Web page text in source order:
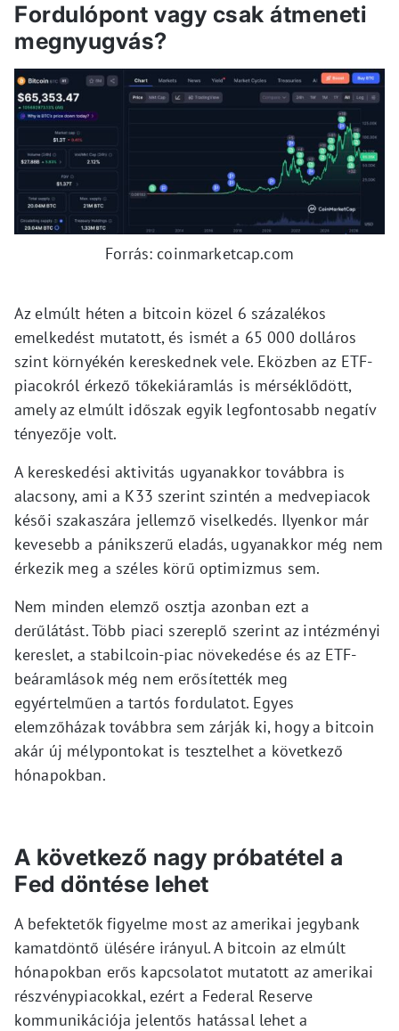
Fordulópont vagy csak átmeneti
megnyugvás?
Forrás: coinmarketcap.com
Az elmúlt héten a bitcoin közel 6 százalékos
emelkedést mutatott, és ismét a 65 000 dolláros
szint környékén kereskednek vele. Eközben az ETF-
piacokról érkező tőkekiáramlás is mérséklődött,
amely az elmúlt időszak egyik legfontosabb negatív
tényezője volt.
A kereskedési aktivitás ugyanakkor továbbra is
alacsony, ami a K33 szerint szintén a medvepiacok
késői szakaszára jellemző viselkedés. Ilyenkor már
kevesebb a pánikszerű eladás, ugyanakkor még nem
érkezik meg a széles körű optimizmus sem.
Nem minden elemző osztja azonban ezt a
derűlátást. Több piaci szereplő szerint az intézményi
kereslet, a stabilcoin-piac növekedése és az ETF-
beáramlások még nem erősítették meg
egyértelműen a tartós fordulatot. Egyes
elemzőházak továbbra sem zárják ki, hogy a bitcoin
akár új mélypontokat is tesztelhet a következő
hónapokban.
A következő nagy próbatétel a
Fed döntése lehet
A befektetők figyelme most az amerikai jegybank
kamatdöntő ülésére irányul. A bitcoin az elmúlt
hónapokban erős kapcsolatot mutatott az amerikai
részvénypiacokkal, ezért a Federal Reserve
kommunikációja jelentős hatással lehet a